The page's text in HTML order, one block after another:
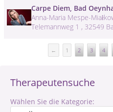
Therapeutensuche
Wählen Sie die Kategorie:
Carpe Diem, Bad
Anna-Maria Mespe-
Telemannweg 1 , 32549
← 1 2 3 4